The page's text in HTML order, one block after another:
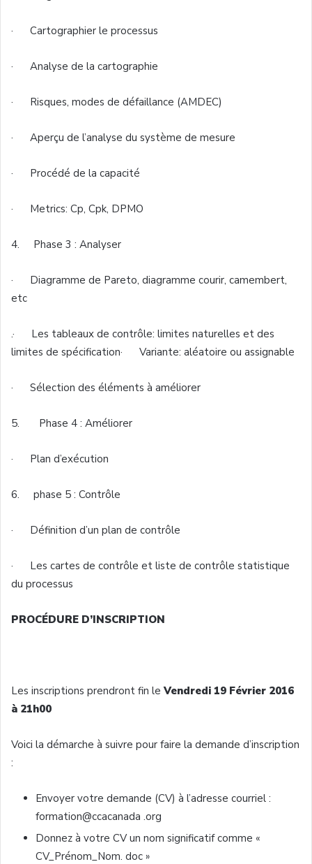
· Cartographier le processus
· Analyse de la cartographie
· Risques, modes de défaillance (AMDEC)
· Aperçu de l’analyse du système de mesure
· Procédé de la capacité
· Metrics: Cp, Cpk, DPMO
4. Phase 3 : Analyser
· Diagramme de Pareto, diagramme courir, camembert,
etc
.· Les tableaux de contrôle: limites naturelles et des
limites de spécification· Variante: aléatoire ou assignable
· Sélection des éléments à améliorer
5. Phase 4 : Améliorer
· Plan d’exécution
6. phase 5 : Contrôle
· Définition d’un plan de contrôle
· Les cartes de contrôle et liste de contrôle statistique
du processus
PROCÉDURE D’INSCRIPTION
Les inscriptions prendront fin leVendredi 19 Février 2016
à 21h00
Voici la démarche à suivre pour faire la demande d’inscription
:
Envoyer votre demande (CV) à l’adresse courriel :
formation@ccacanada .org
Donnez à votre CV un nom significatif comme «
CV_Prénom_Nom. doc »